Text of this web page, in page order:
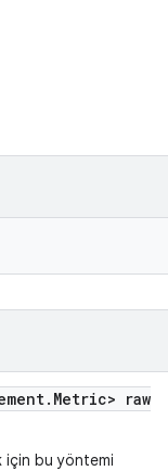
. Metric> raw
için bu yöntemi